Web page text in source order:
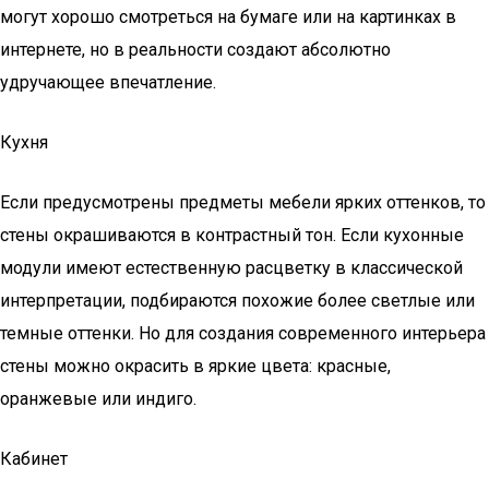
могут хорошо смотреться на бумаге или на картинках в
интернете, но в реальности создают абсолютно
удручающее впечатление.
Кухня
Если предусмотрены предметы мебели ярких оттенков, то
стены окрашиваются в контрастный тон. Если кухонные
модули имеют естественную расцветку в классической
интерпретации, подбираются похожие более светлые или
темные оттенки. Но для создания современного интерьера
стены можно окрасить в яркие цвета: красные,
оранжевые или индиго.
Кабинет